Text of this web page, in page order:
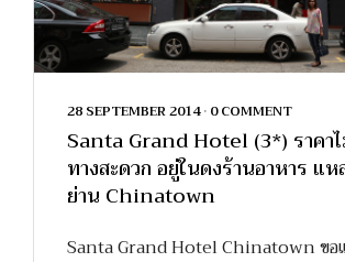
28 SEPTEMBER 2014 • 0 COMMENT
Santa Grand Hotel (3*) ราคา
ทางสะดวก อยู่ในดงร้านอาหาร แ
ย่าน Chinatown
Santa Grand Hotel Chinatown ขอ